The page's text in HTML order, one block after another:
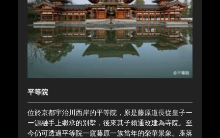
平等院
位於京都宇治川西岸的平等院，原是藤原道長從皇子ー
ー源融手上繼承的別墅，後來其子賴通改建為寺院。至
今仍可透過平等院一窺藤原一族當年的榮華景象。座落